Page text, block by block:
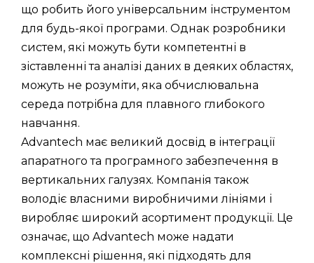
що робить його універсальним інструментом
для будь-якої програми. Однак розробники
систем, які можуть бути компетентні в
зіставленні та аналізі даних в деяких областях,
можуть не розуміти, яка обчислювальна
середа потрібна для плавного глибокого
навчання.
Advantech має великий досвід в інтеграції
апаратного та програмного забезпечення в
вертикальних галузях. Компанія також
володіє власними виробничими лініями і
виробляє широкий асортимент продукції. Це
означає, що Advantech може надати
комплексні рішення, які підходять для